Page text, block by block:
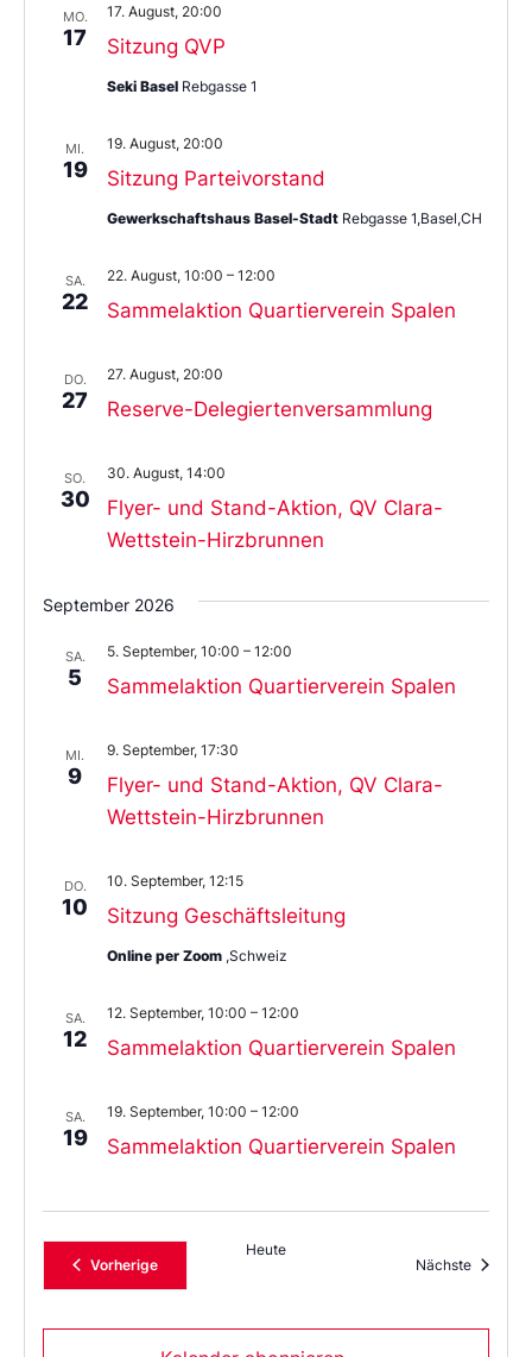
MO.
17 Sitzung QVP
17. August, 20:00
Seki Basel Rebgasse 1
MI.
19 Sitzung Parteivorstand
19. August, 20:00
Gewerkschaftshaus Basel-Stadt Rebgasse 1,Basel,CH
SA.
22 Sammelaktion Quartierverein Spalen
22. August, 10:00 – 12:00
DO.
27 Reserve-Delegiertenversammlung
27. August, 20:00
SO.
30
Flyer- und Stand-Aktion, QV Clara-
Wettstein-Hirzbrunnen
30. August, 14:00
September 2026
SA.
5 Sammelaktion Quartierverein Spalen
5. September, 10:00 – 12:00
MI.
9
Flyer- und Stand-Aktion, QV Clara-
Wettstein-Hirzbrunnen
9. September, 17:30
DO.
10 Sitzung Geschäftsleitung
10. September, 12:15
Online per Zoom ,Schweiz
SA.
12 Sammelaktion Quartierverein Spalen
12. September, 10:00 – 12:00
SA.
19 Sammelaktion Quartierverein Spalen
19. September, 10:00 – 12:00
VorherigeVeranstaltungen
Heute
Nächste